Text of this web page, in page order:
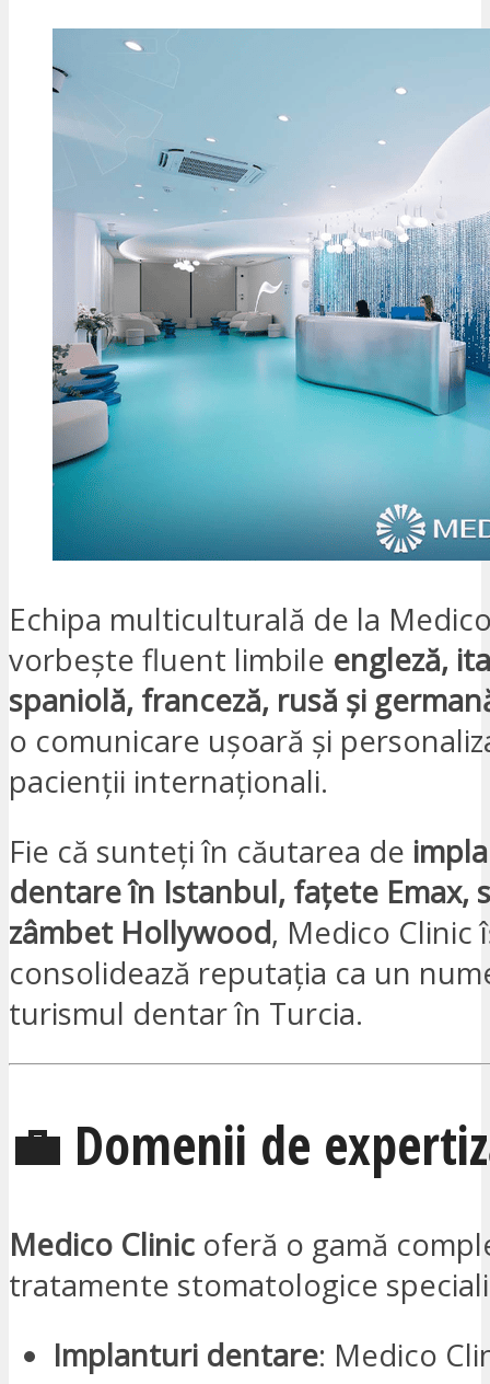
Echipa multiculturală de la
vorbește fluent limbile engleză,
spaniolă, franceză, rusă și
o comunicare ușoară și
pacienții internaționali.
Fie că sunteți în căutarea de
dentare în Istanbul, fațete Emax,
zâmbet Hollywood, Medico Clinic
consolidează reputația ca un
turismul dentar în Turcia.
💼 Domenii de
Medico Clinic oferă o gamă
tratamente stomatologice
Implanturi dentare: Medico